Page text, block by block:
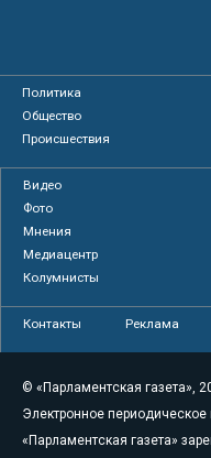
Политика
Общество
Происшествия
Видео
Фото
Мнения
Медиацентр
Колумнисты
Контакты Реклама
© «Парламентская газета»,
Электронное периодическое
«Парламентская газета»